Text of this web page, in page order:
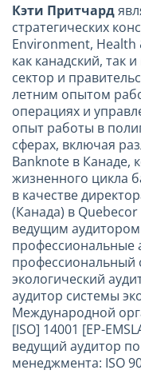
Кэти Притчард
стратегических
Environment, Health
как канадский, так
сектор и
летним опытом
операциях и
опыт работы в
сферах, включая
Banknote в Канаде,
жизненного цикла
в качестве
(Канада) в
ведущим
профессиональные
экологический
аудитор системы
Международной
[ISO] 14001 [EP-
ведущий аудитор
менеджмента: ISO